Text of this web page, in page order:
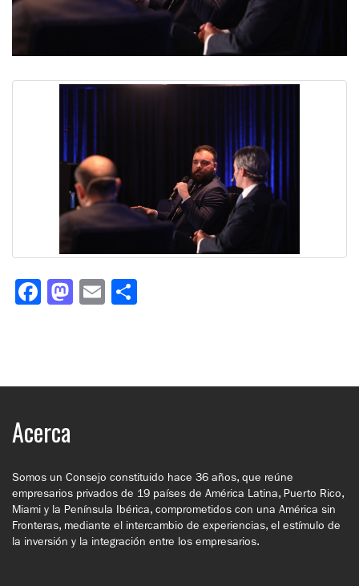
Facebook
Mastodon
Email
Acerca
Somos un Consejo constituido hace 36 años, que reúne
empresarios privados de 19 países de América Latina, Puerto Rico,
Miami y la Península Ibérica, comprometidos con una América sin
Fronteras, mediante el intercambio de experiencias, el estímulo de
la inversión y la integración entre los empresarios.